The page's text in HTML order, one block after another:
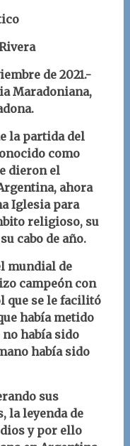
de 2021.-
Maradoniana,
la partida del
como
dieron el
ahora
Iglesia para
religioso, su
cabo de año.
mundial de
campeón con
que se le facilitó
había metido
había sido
había sido
sus
la leyenda de
y por ello